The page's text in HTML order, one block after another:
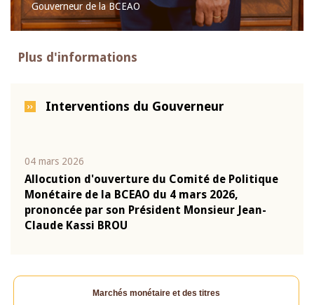
Gouverneur de la BCEAO
Plus d'informations
Interventions du Gouverneur
04 mars 2026
Allocution d'ouverture du Comité de Politique
Monétaire de la BCEAO du 4 mars 2026,
prononcée par son Président Monsieur Jean-
Claude Kassi BROU
Marchés monétaire et des titres